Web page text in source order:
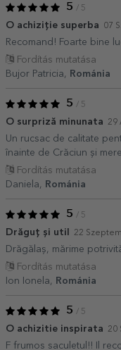
5 / 5
O achiziție superba 07
Recomand! Foarte bine
Fordítás mutatása
Bujor Patricia,
Románia
5 / 5
O surpriză minunata 29
Un rucsac de calitate
înainte de Crăciun și
Fordítás mutatása
Daniela,
Románia
5 / 5
Drăguț și util 22
Drăgălaș, mărime
Fordítás mutatása
Ion Ionela,
Románia
5 / 5
O achizitie inspirata 20
F frumos saculetul!! Il